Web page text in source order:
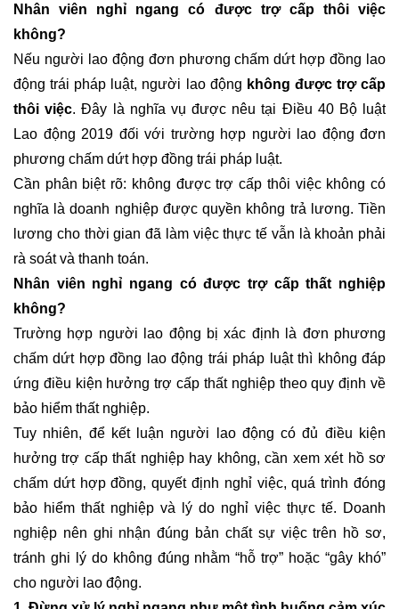
Nhân viên nghỉ ngang có được trợ cấp thôi việc
không?
Nếu người lao động đơn phương chấm dứt hợp đồng lao
động trái pháp luật, người lao động không được trợ cấp
thôi việc. Đây là nghĩa vụ được nêu tại Điều 40 Bộ luật
Lao động 2019 đối với trường hợp người lao động đơn
phương chấm dứt hợp đồng trái pháp luật.
Cần phân biệt rõ: không được trợ cấp thôi việc không có
nghĩa là doanh nghiệp được quyền không trả lương. Tiền
lương cho thời gian đã làm việc thực tế vẫn là khoản phải
rà soát và thanh toán.
Nhân viên nghỉ ngang có được trợ cấp thất nghiệp
không?
Trường hợp người lao động bị xác định là đơn phương
chấm dứt hợp đồng lao động trái pháp luật thì không đáp
ứng điều kiện hưởng trợ cấp thất nghiệp theo quy định về
bảo hiểm thất nghiệp.
Tuy nhiên, để kết luận người lao động có đủ điều kiện
hưởng trợ cấp thất nghiệp hay không, cần xem xét hồ sơ
chấm dứt hợp đồng, quyết định nghỉ việc, quá trình đóng
bảo hiểm thất nghiệp và lý do nghỉ việc thực tế. Doanh
nghiệp nên ghi nhận đúng bản chất sự việc trên hồ sơ,
tránh ghi lý do không đúng nhằm “hỗ trợ” hoặc “gây khó”
cho người lao động.